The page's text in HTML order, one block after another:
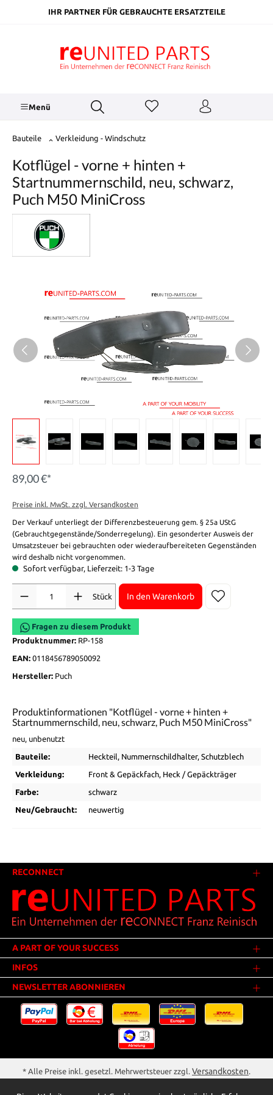
springenIHR PARTNER FÜR GEBRAUCHTE ERSATZTEILE
Menü
Bauteile Verkleidung - Windschutz
Kotflügel - vorne + hinten +
Startnummernschild, neu, schwarz,
Puch M50 MiniCross
89,00 €*
Preise inkl. MwSt. zzgl. Versandkosten
Der Verkauf unterliegt der Differenzbesteuerung gem. § 25a UStG
(Gebrauchtgegenstände/Sonderregelung). Ein gesonderter Ausweis der
Umsatzsteuer bei gebrauchten oder wiederaufbereiteten Gegenständen
wird deshalb nicht vorgenommen.
Sofort verfügbar, Lieferzeit: 1-3 Tage
Stück
In den Warenkorb
Fragen zu diesem Produkt
Produktnummer: RP-158
EAN: 0118456789050092
Hersteller: Puch
Produktinformationen "Kotflügel - vorne + hinten +
Startnummernschild, neu, schwarz, Puch M50 MiniCross"
neu, unbenutzt
Bauteile: Heckteil, Nummernschildhalter, Schutzblech
Verkleidung: Front & Gepäckfach, Heck / Gepäckträger
Farbe: schwarz
Neu/Gebraucht: neuwertig
RECONNECT
A PART OF YOUR SUCCESS
INFOS
NEWSLETTER ABONNIEREN
* Alle Preise inkl. gesetzl. Mehrwertsteuer zzgl. Versandkosten.